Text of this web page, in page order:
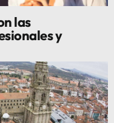
las
y